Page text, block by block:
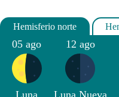
05 ago
Luna
12 ago
Luna Nueva